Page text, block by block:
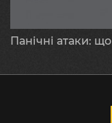
Панічні атаки: